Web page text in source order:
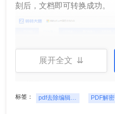
刻后，文档即可转换成功。
展开全文 ⇊
标签： pdf去除编辑密码怎么弄 PDF解密